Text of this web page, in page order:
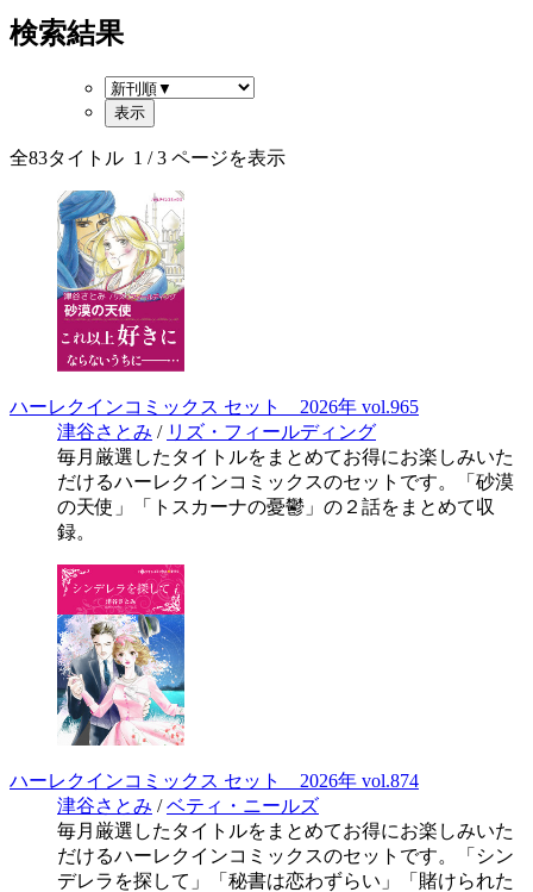
検索結果
全83タイトル 1 / 3 ページを表示
ハーレクインコミックス セット 2026年 vol.965
津谷さとみ / リズ・フィールディング
毎月厳選したタイトルをまとめてお得にお楽しみいた
だけるハーレクインコミックスのセットです。「砂漠
の天使」「トスカーナの憂鬱」の２話をまとめて収
録。
ハーレクインコミックス セット 2026年 vol.874
津谷さとみ /ベティ・ニールズ
毎月厳選したタイトルをまとめてお得にお楽しみいた
だけるハーレクインコミックスのセットです。「シン
デレラを探して」「秘書は恋わずらい」「賭けられた